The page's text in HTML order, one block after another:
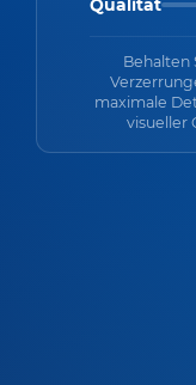
Qualität
Behalten
maximale
visueller